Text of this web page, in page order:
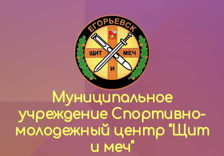
Муниципальное
учреждение Спортивно-
молодежный центр "Щит
и меч"